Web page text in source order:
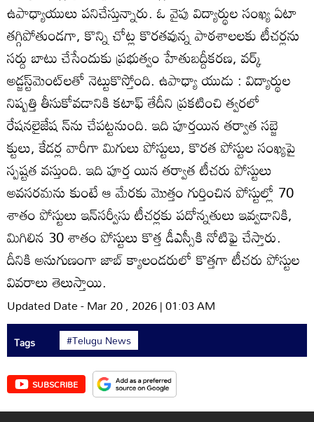
ఉపాధ్యాయులు పనిచేస్తున్నారు. ఓ వైపు విద్యార్థుల సంఖ్య ఏటా
తగ్గిపోతుండగా, కొన్ని చోట్ల కొరతవున్న పాఠశాలలకు టీచర్లను
సర్దు బాటు చేసేందుకు ప్రభుత్వం హేతుబద్దీకరణ, వర్క్‌
అడ్జస్ట్‌మెంట్‌లతో నెట్టుకొస్తోంది. ఉపాధ్యా యుడు : విద్యార్థుల
నిష్పత్తి తీసుకోవడానికి కటాఫ్‌ తేదీని ప్రకటించి త్వరలో
రేషనలైజేష న్‌ను చేపట్టనుంది. ఇది పూర్తయిన తర్వాత సబ్జె
క్టులు, కేడర్ల వారీగా మిగులు పోస్టులు, కొరత పోస్టుల సంఖ్యపై
స్పష్టత వస్తుంది. ఇది పూర్త యిన తర్వాత టీచరు పోస్టులు
అవసరమను కుంటే ఆ మేరకు మొత్తం గుర్తించిన పోస్టుల్లో 70
శాతం పోస్టులు ఇన్‌సర్వీసు టీచర్లకు పదోన్నతులు ఇవ్వడానికి,
మిగిలిన 30 శాతం పోస్టులు కొత్త డీఎస్సీకి నోటిఫై చేస్తారు.
దీనికి అనుగుణంగా జాబ్‌ క్యాలండరులో కొత్తగా టీచరు పోస్టుల
వివరాలు తెలుస్తాయి.
Updated Date - Mar 20 , 2026 | 01:03 AM
Tags #Telugu News
SUBSCRIBE